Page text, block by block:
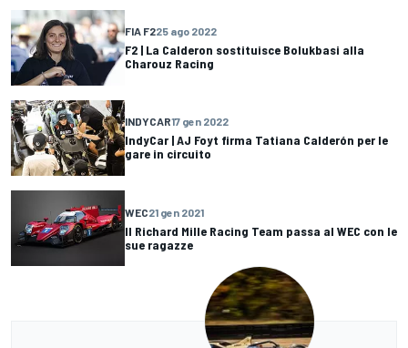
FIA F225 ago 2022
F2 | La Calderon sostituisce Bolukbasi alla
Charouz Racing
INDYCAR17 gen 2022
IndyCar | AJ Foyt firma Tatiana Calderón per le
gare in circuito
WEC21 gen 2021
Il Richard Mille Racing Team passa al WEC con le
sue ragazze